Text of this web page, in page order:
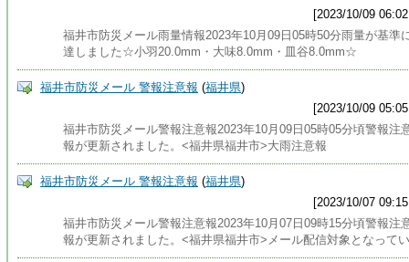
[2023/10/09
福井市防災メール雨量情報2023年10月09日05時50分雨量が基準
達しました☆小羽20.0mm・大味8.0mm・皿谷8.0mm☆
福井市防災メール 警報注意報 (福井県)
[2023/10/09
福井市防災メール警報注意報2023年10月09日05時05分頃警報注
報が更新されました。<福井県福井市>大雨注意報
福井市防災メール 警報注意報 (福井県)
[2023/10/07
福井市防災メール警報注意報2023年10月07日09時15分頃警報注
報が更新されました。<福井県福井市>メール配信対象となって